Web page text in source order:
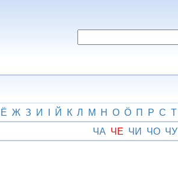
Ё Ж З И І Й К Л М Н О Ӧ П Р С Т
ЧА ЧЕ ЧИ ЧО ЧУ